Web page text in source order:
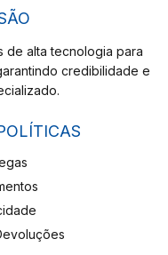
de alta tecnologia para
credibilidade e